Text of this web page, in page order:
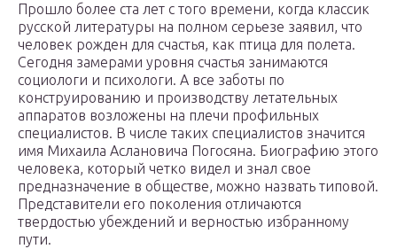
Прошло более ста лет с того времени, когда классик
русской литературы на полном серьезе заявил, что
человек рожден для счастья, как птица для полета.
Сегодня замерами уровня счастья занимаются
социологи и психологи. А все заботы по
конструированию и производству летательных
аппаратов возложены на плечи профильных
специалистов. В числе таких специалистов значится
имя Михаила Аслановича Погосяна. Биографию этого
человека, который четко видел и знал свое
предназначение в обществе, можно назвать типовой.
Представители его поколения отличаются
твердостью убеждений и верностью избранному
пути.